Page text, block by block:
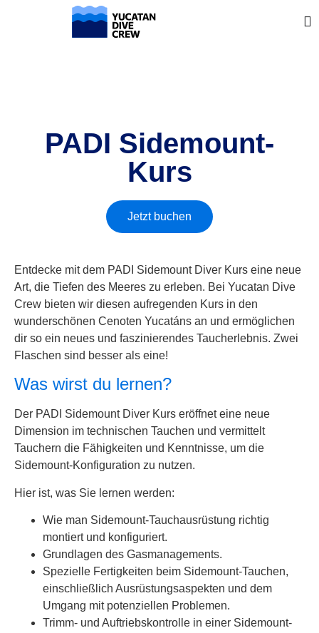
PADI Sidemount-
Kurs
Jetzt buchen
Entdecke mit dem PADI Sidemount Diver Kurs eine neue
Art, die Tiefen des Meeres zu erleben. Bei Yucatan Dive
Crew bieten wir diesen aufregenden Kurs in den
wunderschönen Cenoten Yucatáns an und ermöglichen
dir so ein neues und faszinierendes Taucherlebnis. Zwei
Flaschen sind besser als eine!
Was wirst du lernen?
Der PADI Sidemount Diver Kurs eröffnet eine neue
Dimension im technischen Tauchen und vermittelt
Tauchern die Fähigkeiten und Kenntnisse, um die
Sidemount-Konfiguration zu nutzen.
Hier ist, was Sie lernen werden:
Wie man Sidemount-Tauchausrüstung richtig
montiert und konfiguriert.
Grundlagen des Gasmanagements.
Spezielle Fertigkeiten beim Sidemount-Tauchen,
einschließlich Ausrüstungsaspekten und dem
Umgang mit potenziellen Problemen.
Trimm- und Auftriebskontrolle in einer Sidemount-